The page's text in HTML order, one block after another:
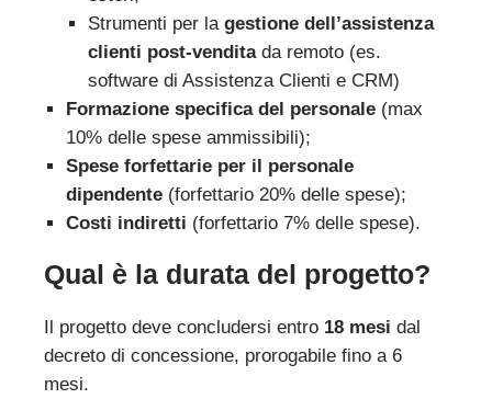
Strumenti per la gestione dell’assistenza
clienti post-venditada remoto (es.
software di Assistenza Clienti e CRM)
Formazione specifica del personale(max
10% delle spese ammissibili);
Spese forfettarie per il personale
dipendente(forfettario 20% delle spese);
Costi indiretti (forfettario 7% delle spese).
Qual è la durata del progetto?
Il progetto deve concludersi entro 18 mesi dal
decreto di concessione, prorogabile fino a 6
mesi.